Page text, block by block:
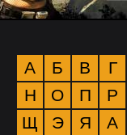
А Б В Г
Н
О П Р
Щ
Э Я A